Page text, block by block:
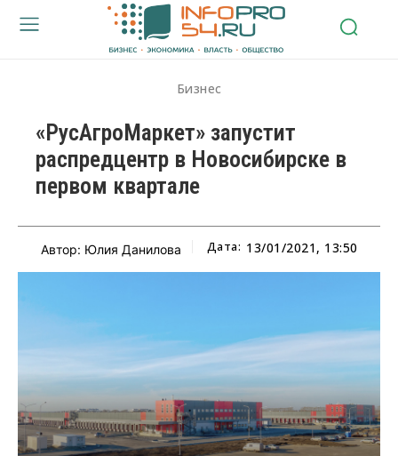
Бизнес
«РусАгроМаркет» запустит
распредцентр в Новосибирске в
первом квартале
Автор: Юлия Данилова Дата: 13/01/2021, 13:50